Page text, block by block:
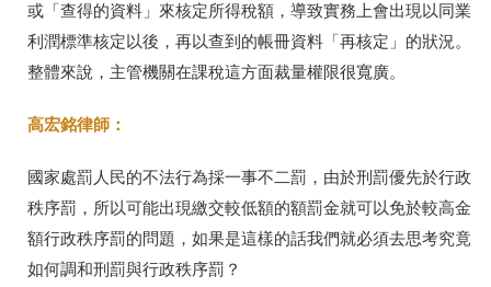
或「查得的資料」來核定所得稅額，導致實務上會出現以同業
利潤標準核定以後，再以查到的帳冊資料「再核定」的狀況。
整體來說，主管機關在課稅這方面裁量權限很寬廣。
高宏銘律師：
國家處罰人民的不法行為採一事不二罰，由於刑罰優先於行政
秩序罰，所以可能出現繳交較低額的額罰金就可以免於較高金
額行政秩序罰的問題，如果是這樣的話我們就必須去思考究竟
如何調和刑罰與行政秩序罰？